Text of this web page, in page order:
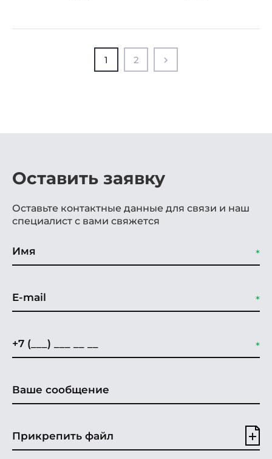
1 2
Оставить заявку
Оставьте контактные данные для связи и наш
специалист с вами свяжется
Прикрепить файл